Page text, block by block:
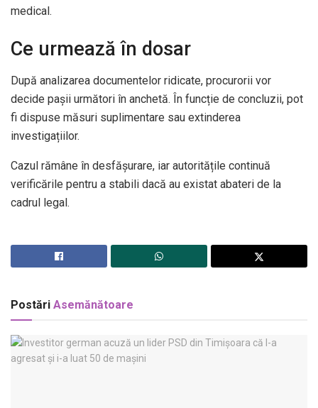
medical.
Ce urmează în dosar
După analizarea documentelor ridicate, procurorii vor
decide pașii următori în anchetă. În funcție de concluzii, pot
fi dispuse măsuri suplimentare sau extinderea
investigațiilor.
Cazul rămâne în desfășurare, iar autoritățile continuă
verificările pentru a stabili dacă au existat abateri de la
cadrul legal.
Postări Asemănătoare